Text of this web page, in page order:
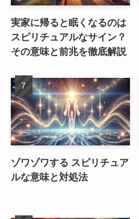
実家に帰ると眠くなるのは
スピリチュアルなサイン？
その意味と前兆を徹底解説
ゾワゾワする スピリチュア
ルな意味と対処法